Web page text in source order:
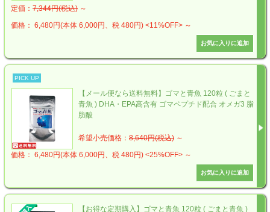
定価： 7,344円(税込) ～
価格： 6,480円(本体 6,000円、税 480円) <11%OFF> ～
PICK UP
【メール便なら送料無料】ゴマと青魚 120粒 ( ごまと
青魚 ) DHA・EPA高含有 ゴマペプチド配合 オメガ3 脂
肪酸
希望小売価格： 8,640円(税込) ～
価格： 6,480円(本体 6,000円、税 480円) <25%OFF> ～
【お得な定期購入】ゴマと青魚 120粒 ( ごまと青魚 )